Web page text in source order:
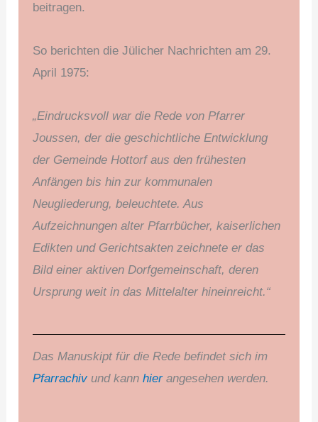
beitragen.
So berichten die Jülicher Nachrichten am 29.
April 1975:
„Eindrucksvoll war die Rede von Pfarrer
Joussen, der die geschichtliche Entwicklung
der Gemeinde Hottorf aus den frühesten
Anfängen bis hin zur kommunalen
Neugliederung, beleuchtete. Aus
Aufzeichnungen alter Pfarrbücher, kaiserlichen
Edikten und Gerichtsakten zeichnete er das
Bild einer aktiven Dorfgemeinschaft, deren
Ursprung weit in das Mittelalter hineinreicht.“
Das Manuskipt für die Rede befindet sich im
Pfarrachiv und kannhierangesehen werden.